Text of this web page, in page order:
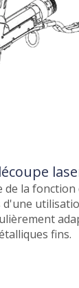
la fonction
d'une
fins.